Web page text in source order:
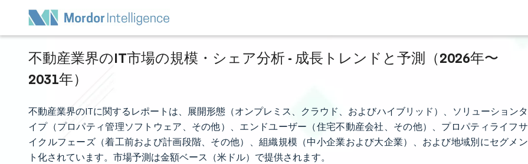
不動産業界のIT市場の規模・シェア分析 - 成長トレンドと予測（2026年〜
2031年）
不動産業界のITに関するレポートは、展開形態（オンプレミス、クラウド、およびハイブリッド）、ソリューションタ
イプ（プロパティ管理ソフトウェア、その他）、エンドユーザー（住宅不動産会社、その他）、プロパティライフサ
イクルフェーズ（着工前および計画段階、その他）、組織規模（中小企業および大企業）、および地域別にセグメン
ト化されています。市場予測は金額ベース（米ドル）で提供されます。